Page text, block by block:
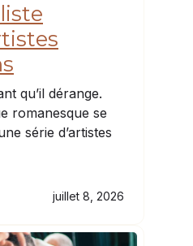
qu’il dérange.
romanesque se
série d’artistes
juillet 8, 2026